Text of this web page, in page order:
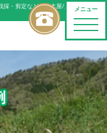
メニュー
toggle
・剪定などの植木屋/造園屋をお探